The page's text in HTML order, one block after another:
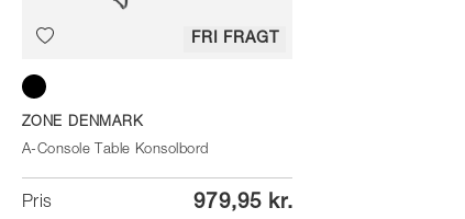
FRI FRAGT
Black
ZONE DENMARK
A-Console Table Konsolbord
Pris 979,95 kr.